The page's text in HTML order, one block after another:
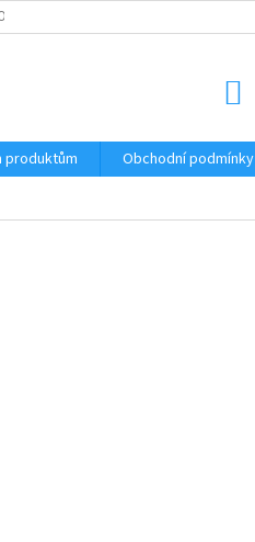
ÚDAJŮ
produktům Obchodní podmínky